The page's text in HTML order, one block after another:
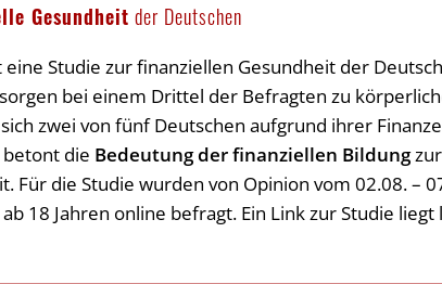
Gesundheit der Deutschen
eine Studie zur finanziellen Gesundheit der
bei einem Drittel der Befragten zu
zwei von fünf Deutschen aufgrund ihrer
die Bedeutung der finanziellen Bildung
Für die Studie wurden von Opinion vom 02.08. –
18 Jahren online befragt. Ein Link zur Studie